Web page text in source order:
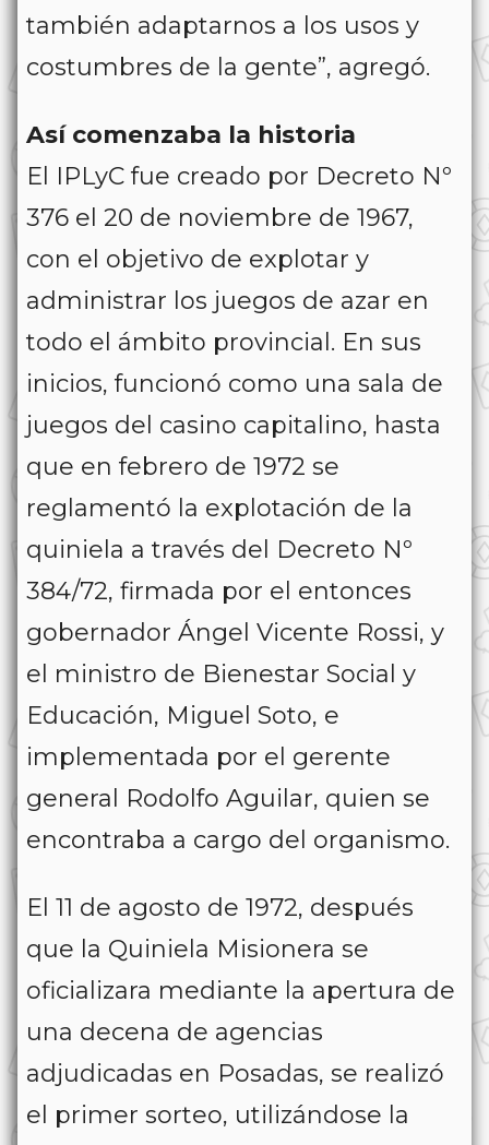
también adaptarnos a los usos y
costumbres de la gente”, agregó.
Así comenzaba la historia
El IPLyC fue creado por Decreto Nº
376 el 20 de noviembre de 1967,
con el objetivo de explotar y
administrar los juegos de azar en
todo el ámbito provincial. En sus
inicios, funcionó como una sala de
juegos del casino capitalino, hasta
que en febrero de 1972 se
reglamentó la explotación de la
quiniela a través del Decreto Nº
384/72, firmada por el entonces
gobernador Ángel Vicente Rossi, y
el ministro de Bienestar Social y
Educación, Miguel Soto, e
implementada por el gerente
general Rodolfo Aguilar, quien se
encontraba a cargo del organismo.
El 11 de agosto de 1972, después
que la Quiniela Misionera se
oficializara mediante la apertura de
una decena de agencias
adjudicadas en Posadas, se realizó
el primer sorteo, utilizándose la